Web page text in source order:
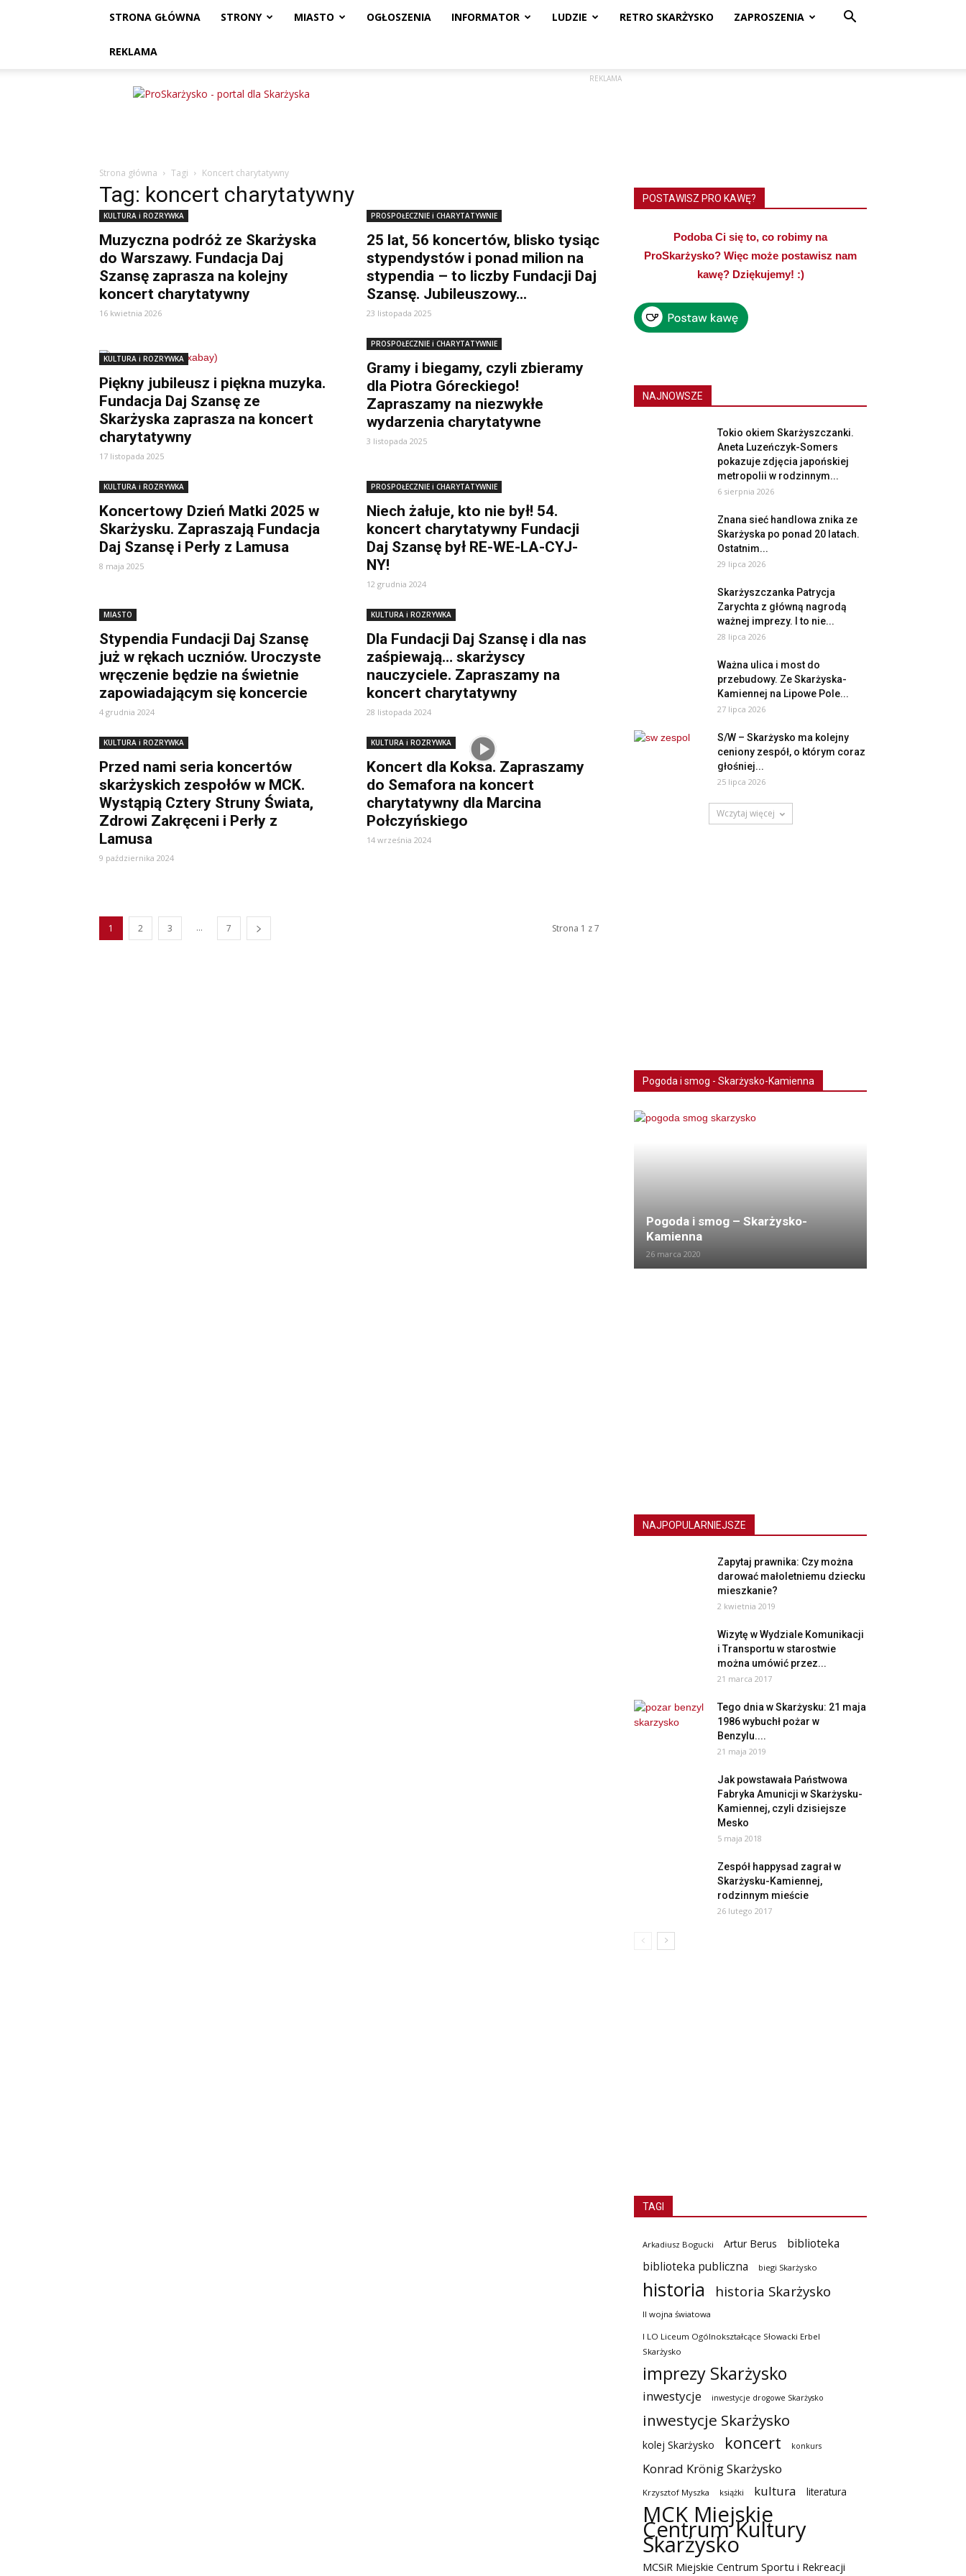
STRONA GŁÓWNA STRONY MIASTO OGŁOSZENIA INFORMATOR LUDZIE RETRO SKARŻYSKO ZAPROSZENIA
REKLAMA
ProSkarżysko
REKLAMA
Strona główna Tagi Koncert charytatywny
Tag: koncert charytatywny
KULTURA i ROZRYWKA
Muzyczna podróż ze Skarżyska
do Warszawy. Fundacja Daj
Szansę zaprasza na kolejny
koncert charytatywny
16 kwietnia 2026
PROSPOŁECZNIE i CHARYTATYWNIE
25 lat, 56 koncertów, blisko tysiąc
stypendystów i ponad milion na
stypendia – to liczby Fundacji Daj
Szansę. Jubileuszowy...
23 listopada 2025
KULTURA i ROZRYWKA
Piękny jubileusz i piękna muzyka.
Fundacja Daj Szansę ze
Skarżyska zaprasza na koncert
charytatywny
17 listopada 2025
PROSPOŁECZNIE i CHARYTATYWNIE
Gramy i biegamy, czyli zbieramy
dla Piotra Góreckiego!
Zapraszamy na niezwykłe
wydarzenia charytatywne
3 listopada 2025
KULTURA i ROZRYWKA
Koncertowy Dzień Matki 2025 w
Skarżysku. Zapraszają Fundacja
Daj Szansę i Perły z Lamusa
8 maja 2025
PROSPOŁECZNIE i CHARYTATYWNIE
Niech żałuje, kto nie był! 54.
koncert charytatywny Fundacji
Daj Szansę był RE-WE-LA-CYJ-
NY!
12 grudnia 2024
MIASTO
Stypendia Fundacji Daj Szansę
już w rękach uczniów. Uroczyste
wręczenie będzie na świetnie
zapowiadającym się koncercie
4 grudnia 2024
KULTURA i ROZRYWKA
Dla Fundacji Daj Szansę i dla nas
zaśpiewają… skarżyscy
nauczyciele. Zapraszamy na
koncert charytatywny
28 listopada 2024
KULTURA i ROZRYWKA
Przed nami seria koncertów
skarżyskich zespołów w MCK.
Wystąpią Cztery Struny Świata,
Zdrowi Zakręceni i Perły z
Lamusa
9 października 2024
KULTURA i ROZRYWKA
Koncert dla Koksa. Zapraszamy
do Semafora na koncert
charytatywny dla Marcina
Połczyńskiego
14 września 2024
1 2 3 ... 7 Strona 1 z 7
POSTAWISZ PRO KAWĘ?
Podoba Ci się to, co robimy na
ProSkarżysko? Więc może postawisz nam
kawę? Dziękujemy! :)
NAJNOWSZE
Tokio okiem Skarżyszczanki.
Aneta Luzeńczyk-Somers
pokazuje zdjęcia japońskiej
metropolii w rodzinnym...
6 sierpnia 2026
Znana sieć handlowa znika ze
Skarżyska po ponad 20 latach.
Ostatnim...
29 lipca 2026
Skarżyszczanka Patrycja
Zarychta z główną nagrodą
ważnej imprezy. I to nie...
28 lipca 2026
Ważna ulica i most do
przebudowy. Ze Skarżyska-
Kamiennej na Lipowe Pole...
27 lipca 2026
S/W – Skarżysko ma kolejny
ceniony zespół, o którym coraz
głośniej...
25 lipca 2026
Wczytaj więcej
Pogoda i smog - Skarżysko-Kamienna
Pogoda i smog – Skarżysko-
Kamienna
26 marca 2020
NAJPOPULARNIEJSZE
Zapytaj prawnika: Czy można
darować małoletniemu dziecku
mieszkanie?
2 kwietnia 2019
Wizytę w Wydziale Komunikacji
i Transportu w starostwie
można umówić przez...
21 marca 2017
Tego dnia w Skarżysku: 21 maja
1986 wybuchł pożar w
Benzylu....
21 maja 2019
Jak powstawała Państwowa
Fabryka Amunicji w Skarżysku-
Kamiennej, czyli dzisiejsze
Mesko
5 maja 2018
Zespół happysad zagrał w
Skarżysku-Kamiennej,
rodzinnym mieście
26 lutego 2017
TAGI
Arkadiusz Bogucki Artur Berus
biblioteka
biblioteka publiczna
biegi Skarżysko
historia historia Skarżysko
II wojna światowa
I LO Liceum Ogólnokształcące Słowacki Erbel
Skarżysko
imprezy Skarżysko
inwestycje inwestycje drogowe Skarżysko
inwestycje Skarżysko
kolej Skarżysko koncert konkurs
Konrad Krönig Skarżysko
Krzysztof Myszka książki kultura literatura
MCK Miejskie
Centrum Kultury
Skarżysko
MCSiR Miejskie Centrum Sportu i Rekreacji